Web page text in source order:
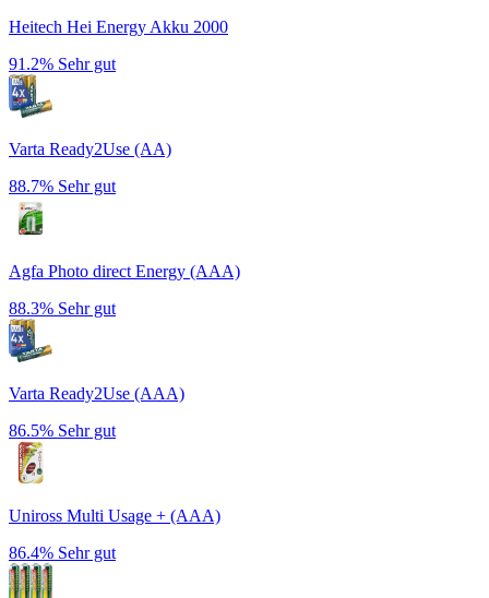
Heitech Hei Energy Akku 2000
91.2% Sehr gut
Varta Ready2Use (AA)
88.7% Sehr gut
Agfa Photo direct Energy (AAA)
88.3% Sehr gut
Varta Ready2Use (AAA)
86.5% Sehr gut
Uniross Multi Usage + (AAA)
86.4% Sehr gut